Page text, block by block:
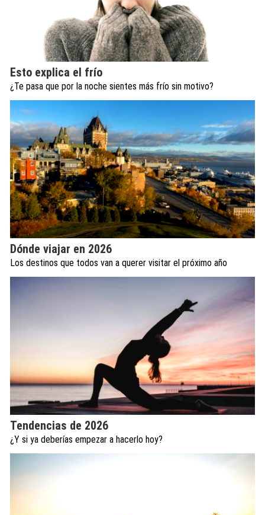
Esto explica el frío
¿Te pasa que por la noche sientes más frío sin motivo?
Dónde viajar en 2026
Los destinos que todos van a querer visitar el próximo año
Tendencias de 2026
¿Y si ya deberías empezar a hacerlo hoy?